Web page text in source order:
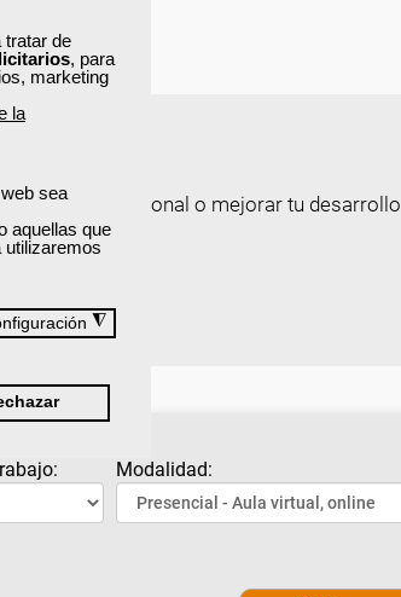
tratar de
, para
marketing
la
sea
aquellas que
utilizaremos
◮
carrera profesional o mejorar tu desarrollo
Modalidad: